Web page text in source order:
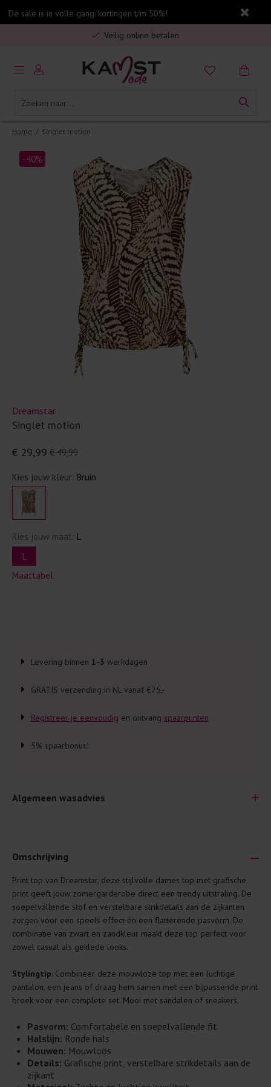
De sale is in volle gang: kortingen t/m 50%!
Gratis verzending in Nederland vanaf €75,-
Veilig online betalen
5% spaarbonus op jouw aankoop
Gratis verzending in Nederland vanaf €75,-
Home / Singlet motion
-40%
Dreamstar
Singlet motion
€ 49,99
€ 29,99
Kies jouw kleur: Bruin
Kies jouw maat: L
L
Maattabel
Levering binnen 1-3 werkdagen
GRATIS verzending in NL vanaf €75,-
Registreer je eenvoudig en ontvang spaarpunten
5% spaarbonus!
Algemeen wasadvies
Je wilt natuurlijk lang plezier hebben van je nieuwe kleding.
Daarom geven wij een aantal algemene was-tips:
Lees altijd eerst even het was-etiket.
Was kleding binnenste buiten. Dat beschermt de
Wees zuinig met wasmiddel. Per kledingstuk is een drupje
genoeg.
Was zo koud mogelijk. Op 20 of 30 graden wassen is vaak
al prima.
Doe de wasmachine niet te vol. Dat voorkomt
kreuken/wrijving.
Gebruik een waszakje voor poreuze materialen en/of
Omschrijving
Print top van Dreamstar, deze stijlvolle dames top met grafische
print geeft jouw zomergarderobe direct een trendy uitstraling. De
soepelvallende stof en verstelbare strikdetails aan de zijkanten
zorgen voor een speels effect én een flatterende pasvorm. De
combinatie van zwart en zandkleur maakt deze top perfect voor
zowel casual als geklede looks.
Stylingtip: Combineer deze mouwloze top met een luchtige
pantalon, een jeans of draag hem samen met een bijpassende print
broek voor een complete set. Mooi met sandalen of sneakers.
Pasvorm: Comfortabele en soepelvallende fit
Halslijn: Ronde hals
Mouwen: Mouwloos
Details: Grafische print, verstelbare strikdetails aan de
zijkant